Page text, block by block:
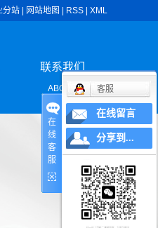
分站 网站地图 RSS XML
联系我们
ABOUT
联系我们
在
线
客
服
客服
在线留言
分享到...